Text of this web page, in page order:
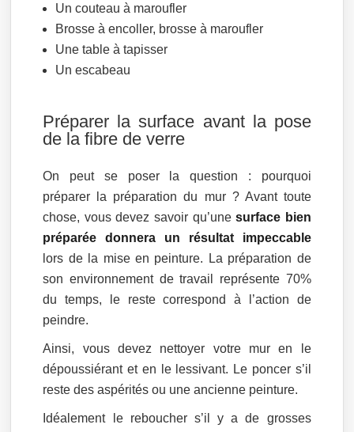
Un couteau à maroufler
Brosse à encoller, brosse à maroufler
Une table à tapisser
Un escabeau
Préparer la surface avant la pose
de la fibre de verre
On peut se poser la question : pourquoi
préparer la préparation du mur ? Avant toute
chose, vous devez savoir qu’unesurface bien
préparée donnera un résultat impeccable
lors de la mise en peinture. La préparation de
son environnement de travail représente 70%
du temps, le reste correspond à l’action de
peindre.
Ainsi, vous devez nettoyer votre mur en le
dépoussiérant et en le lessivant. Le poncer s’il
reste des aspérités ou une ancienne peinture.
Idéalement le reboucher s’il y a de grosses